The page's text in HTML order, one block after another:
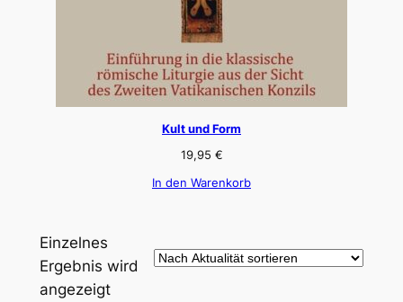
Kult und Form
19,95 €
In den Warenkorb
Einzelnes
Ergebnis wird
angezeigt